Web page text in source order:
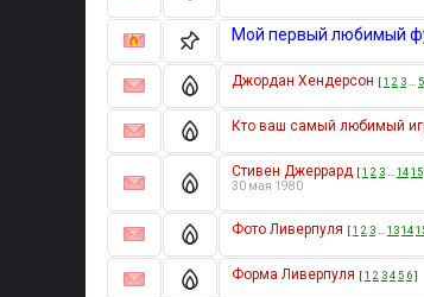
Мой первый любимый
Джордан Хендерсон [1 2 3… 5
Кто ваш самый любимый
Стивен Джеррард [1 2 3… 1415
30 мая 1980
Фото Ливерпуля [1 2 3… 1314
Форма Ливерпуля [1 2 345 6]